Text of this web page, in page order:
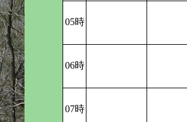
05時
06時
07時